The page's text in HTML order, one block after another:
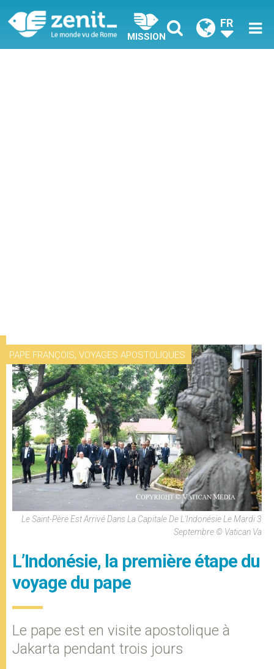
MISSION
FR
PAPE FRANÇOIS, VOYAGES APOSTOLIQUES
Le Saint-Père Est Arrivé Dans La Capitale De L'Indonésie Le Mardi 3
Septembre © Vatican.va
L’Indonésie, la première étape du
voyage du pape
Le pape est en visite apostolique à
Jakarta pendant trois jours